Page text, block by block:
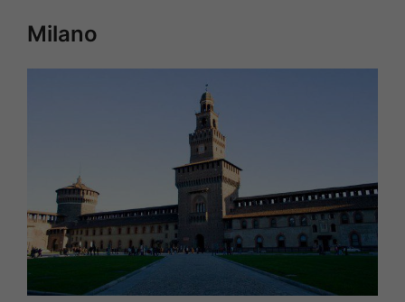
Milano